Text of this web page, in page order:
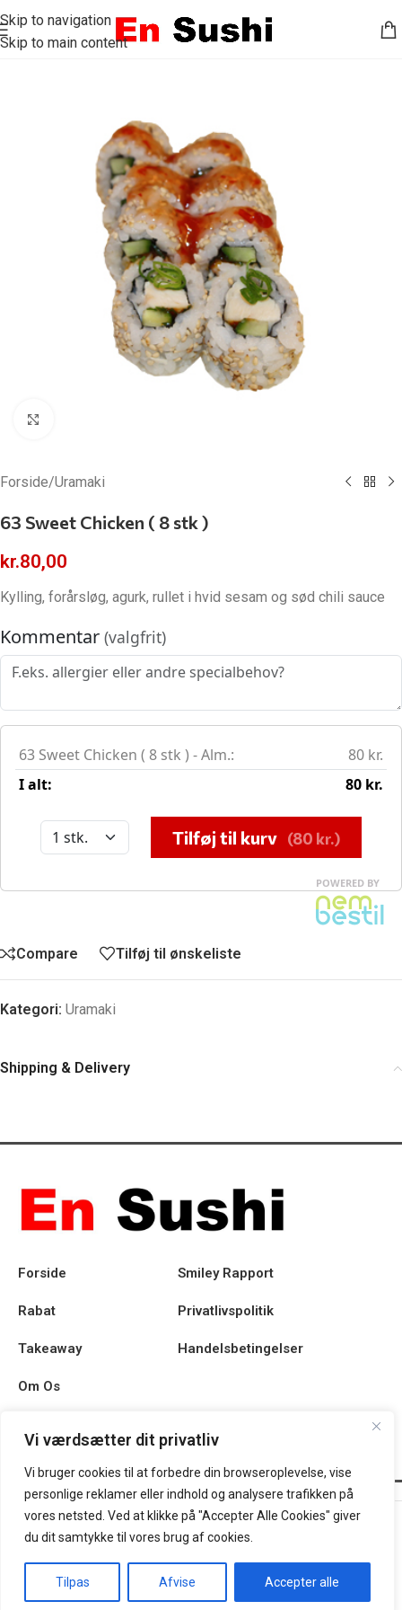
Vi værdsætter dit privatliv
Vi bruger cookies til at forbedre din browseroplevelse, vise
personlige reklamer eller indhold og analysere trafikken på
vores netsted. Ved at klikke på "Accepter Alle Cookies" giver
du dit samtykke til vores brug af cookies.
Tilpas Afvise Accepter alle
Skip to navigation
Skip to main content
Forside/Uramaki
63 Sweet Chicken ( 8 stk )
kr.80,00
Kylling, forårsløg, agurk, rullet i hvid sesam og sød chili sauce
Compare Tilføj til ønskeliste
Kategori: Uramaki
Shipping & Delivery
Forside
Rabat
Takeaway
Om Os
Smiley Rapport
Privatlivspolitik
Handelsbetingelser
En Sushi @ 2025 | Powered byNemBestil ApS